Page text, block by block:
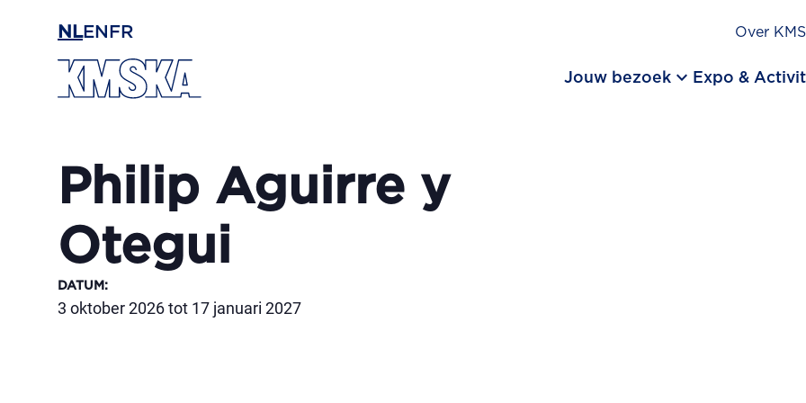
NLEN FR Over
Jouw bezoek keyboard_arrow_down Expo &
Philip Aguirre y
Otegui
DATUM :
3 oktober 2026 tot 17 januari 2027